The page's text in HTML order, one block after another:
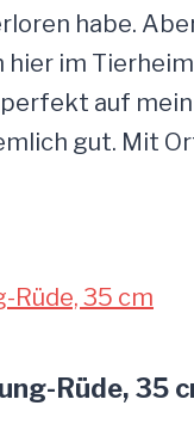
habe.
im
auf
gut. Mit
Rüde, 35